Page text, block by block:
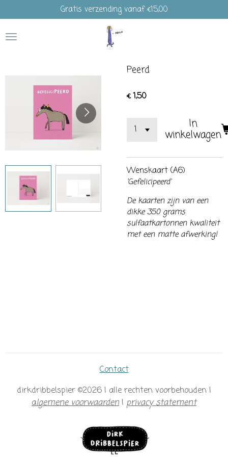
direct
naar
Gratis verzending vanaf €15,00
Peerd
€ 1,50
In
winkelwagen
Wenskaart (A6)
'Gefelicipeerd'
De kaarten zijn van een
dikke 350 grams
sulfaatkartonnen kwaliteit
met een matte afwerking!
Contact
dirkdribbelspier ©2026 | alle rechten voorbehouden |
algemene voorwaarden | privacy statement